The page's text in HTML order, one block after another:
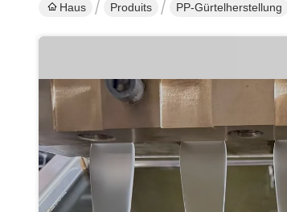
Haus Produits PP-Gürtelherstellung